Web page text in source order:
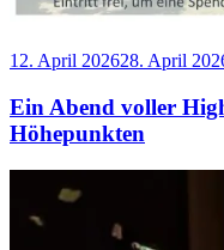
Veröffentlicht
12. April 202628. April
Ein Abend voller
Höhepunkten